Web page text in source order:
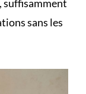
suffisamment
sans les